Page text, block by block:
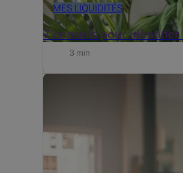
MES LIQUIDITÉS
7 conseils pour
3 min
Au moment de cueillir les fruits